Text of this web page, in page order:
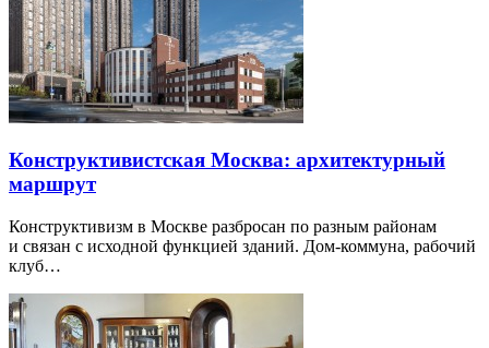
Конструктивистская Москва: архитектурный
маршрут
Конструктивизм в Москве разбросан по разным районам
и связан с исходной функцией зданий. Дом-коммуна, рабочий
клуб…